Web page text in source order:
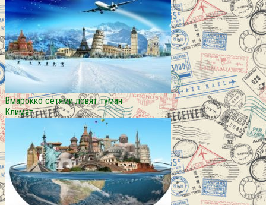
Вмарокко сетями ловят туман
Климат